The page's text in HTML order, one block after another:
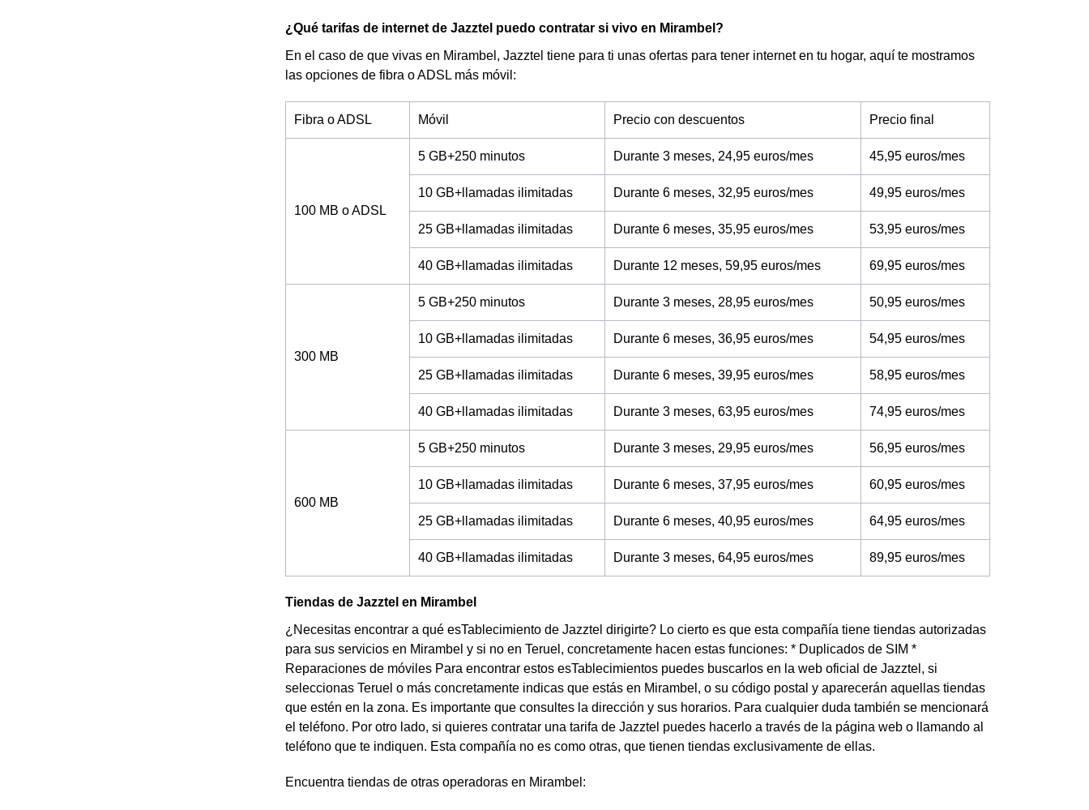
¿Qué tarifas de internet de Jazztel puedo contratar si vivo en Mirambel?
En el caso de que vivas en Mirambel, Jazztel tiene para ti unas ofertas para tener internet en tu hogar, aquí te mostramos
las opciones de fibra o ADSL más móvil:
Fibra o ADSL Móvil Precio con descuentos Precio final
100 MB o ADSL
5 GB+250 minutos Durante 3 meses, 24,95 euros/mes 45,95 euros/mes
10 GB+llamadas ilimitadas Durante 6 meses, 32,95 euros/mes 49,95 euros/mes
25 GB+llamadas ilimitadas Durante 6 meses, 35,95 euros/mes 53,95 euros/mes
40 GB+llamadas ilimitadas Durante 12 meses, 59,95 euros/mes 69,95 euros/mes
300 MB
5 GB+250 minutos Durante 3 meses, 28,95 euros/mes 50,95 euros/mes
10 GB+llamadas ilimitadas Durante 6 meses, 36,95 euros/mes 54,95 euros/mes
25 GB+llamadas ilimitadas Durante 6 meses, 39,95 euros/mes 58,95 euros/mes
40 GB+llamadas ilimitadas Durante 3 meses, 63,95 euros/mes 74,95 euros/mes
600 MB
5 GB+250 minutos Durante 3 meses, 29,95 euros/mes 56,95 euros/mes
10 GB+llamadas ilimitadas Durante 6 meses, 37,95 euros/mes 60,95 euros/mes
25 GB+llamadas ilimitadas Durante 6 meses, 40,95 euros/mes 64,95 euros/mes
40 GB+llamadas ilimitadas Durante 3 meses, 64,95 euros/mes 89,95 euros/mes
Tiendas de Jazztel en Mirambel
¿Necesitas encontrar a qué esTablecimiento de Jazztel dirigirte? Lo cierto es que esta compañía tiene tiendas autorizadas
para sus servicios en Mirambel y si no en Teruel, concretamente hacen estas funciones: * Duplicados de SIM *
Reparaciones de móviles Para encontrar estos esTablecimientos puedes buscarlos en la web oficial de Jazztel, si
seleccionas Teruel o más concretamente indicas que estás en Mirambel, o su código postal y aparecerán aquellas tiendas
que estén en la zona. Es importante que consultes la dirección y sus horarios. Para cualquier duda también se mencionará
el teléfono. Por otro lado, si quieres contratar una tarifa de Jazztel puedes hacerlo a través de la página web o llamando al
teléfono que te indiquen. Esta compañía no es como otras, que tienen tiendas exclusivamente de ellas.
Encuentra tiendas de otras operadoras en Mirambel: